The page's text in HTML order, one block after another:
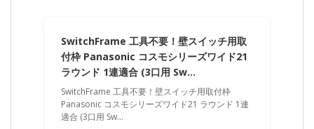
SwitchFrame 工具不要！壁スイッチ用取
付枠 Panasonic コスモシリーズワイド21
ラウンド 1連適合 (3口用 Sw…
SwitchFrame 工具不要！壁スイッチ用取付枠
Panasonic コスモシリーズワイド21 ラウンド 1連
適合 (3口用 Sw…